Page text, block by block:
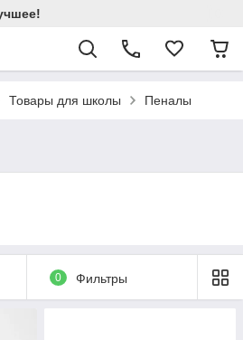
Товары для школы Пеналы
0 Фильтры